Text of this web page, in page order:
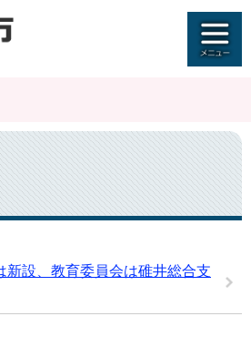
新設、教育委員会は碓井総合支